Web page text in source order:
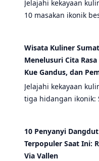
Jelajahi kekayaan
10 masakan ikonik
Wisata Kuliner
Menelusuri Cita
Kue Gandus, dan
Jelajahi kekayaan
tiga hidangan ikonik:
hidangan dan
khas Palembang.
10 Penyanyi
Terpopuler Saat Ini:
Via Vallen